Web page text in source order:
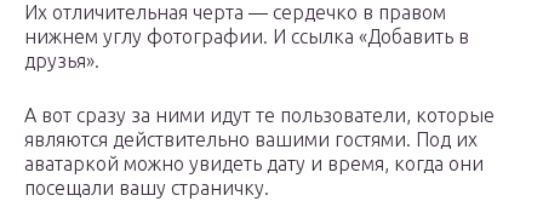
Их отличительная черта — сердечко в правом
нижнем углу фотографии. И ссылка «Добавить в
друзья».
А вот сразу за ними идут те пользователи, которые
являются действительно вашими гостями. Под их
аватаркой можно увидеть дату и время, когда они
посещали вашу страничку.